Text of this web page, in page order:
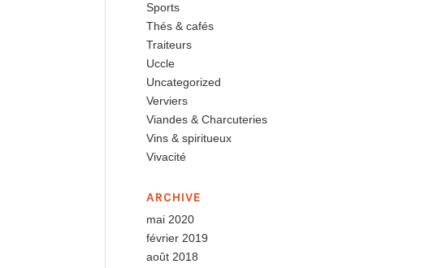
Sports
Thés & cafés
Traiteurs
Uccle
Uncategorized
Verviers
Viandes & Charcuteries
Vins & spiritueux
Vivacité
ARCHIVE
mai 2020
février 2019
août 2018